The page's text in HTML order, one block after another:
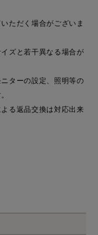
ただく場合がございま
ズと若干異なる場合が
ターの設定、照明等の
る返品交換は対応出来